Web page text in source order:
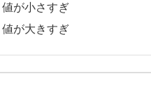
が小さすぎ
が大きすぎ